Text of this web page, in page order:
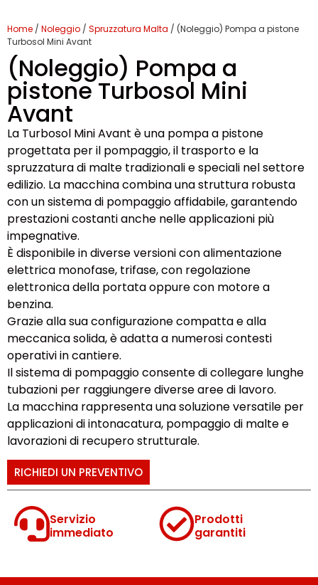
Home / Noleggio / Spruzzatura Malta / (Noleggio) Pompa a pistone
Turbosol Mini Avant
(Noleggio) Pompa a
pistone Turbosol Mini
Avant
La Turbosol Mini Avant è una pompa a pistone
progettata per il pompaggio, il trasporto e la
spruzzatura di malte tradizionali e speciali nel settore
edilizio. La macchina combina una struttura robusta
con un sistema di pompaggio affidabile, garantendo
prestazioni costanti anche nelle applicazioni più
impegnative.
È disponibile in diverse versioni con alimentazione
elettrica monofase, trifase, con regolazione
elettronica della portata oppure con motore a
benzina.
Grazie alla sua configurazione compatta e alla
meccanica solida, è adatta a numerosi contesti
operativi in cantiere.
Il sistema di pompaggio consente di collegare lunghe
tubazioni per raggiungere diverse aree di lavoro.
La macchina rappresenta una soluzione versatile per
applicazioni di intonacatura, pompaggio di malte e
lavorazioni di recupero strutturale.
RICHIEDI UN PREVENTIVO
Servizio
immediato
Prodotti
garantiti